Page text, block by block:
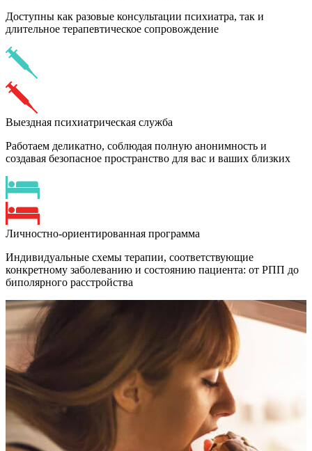
Доступны как разовые консультации психиатра, так и
длительное терапевтическое сопровождение
Выездная психиатрическая служба
Работаем деликатно, соблюдая полную анонимность и
создавая безопасное пространство для вас и ваших близких
Личностно-ориентированная программа
Индивидуальные схемы терапии, соответствующие
конкретному заболеванию и состоянию пациента: от РПП до
биполярного расстройства